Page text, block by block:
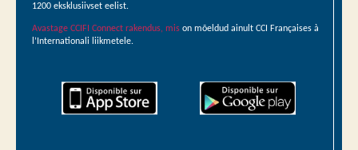
1200 eksklusiivset eelist.
Avastage CCIFI Connect rakendus, mis on mõeldud ainult CCI Françaises à
l’Internationali liikmetele.